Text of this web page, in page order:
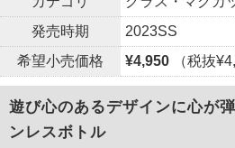
発売時期
2023SS
希望小売価格
¥4,950 （税抜
遊び心のあるデザインに心が
ンレスボトル